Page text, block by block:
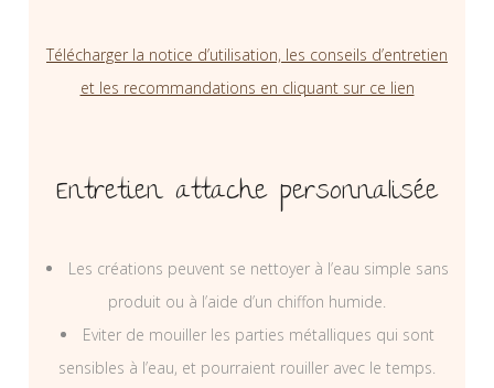
Télécharger la notice d’utilisation, les conseils d’entretien
et les recommandations en cliquant sur ce lien
Entretien attache personnalisée
Les créations peuvent se nettoyer à l’eau simple sans
produit ou à l’aide d’un chiffon humide.
Eviter de mouiller les parties métalliques qui sont
sensibles à l’eau, et pourraient rouiller avec le temps.